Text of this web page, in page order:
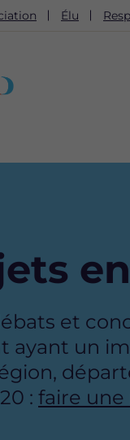
Élu
et
ayant un
: faire une